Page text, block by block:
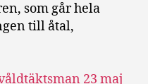
som går hela
till åtal,
23 maj